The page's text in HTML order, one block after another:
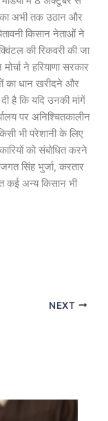
अभी तक उठान और
किसान नेताओं ने
की रिकवरी की जा
ने हरियाणा सरकार
का धान खरीदने और
है कि यदि उनकी मांगें
पर अनिश्चितकालीन
भी परेशानी के लिए
को संबोधित करने
सिंह भुर्जा, करतार
कई अन्य किसान भी
NEXT